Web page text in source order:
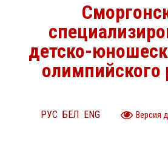
детско-
олимпийского
РУС БЕЛ ENG Версия